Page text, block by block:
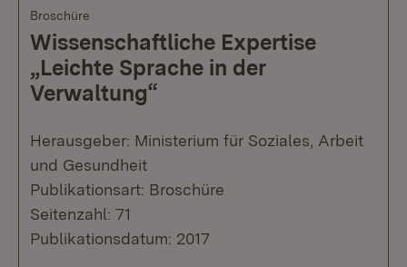
Broschüre
Wissenschaftliche Expertise
„Leichte Sprache in der
Verwaltung“
Herausgeber: Ministerium für Soziales, Arbeit
und Gesundheit
Publikationsart: Broschüre
Seitenzahl: 71
Publikationsdatum: 2017